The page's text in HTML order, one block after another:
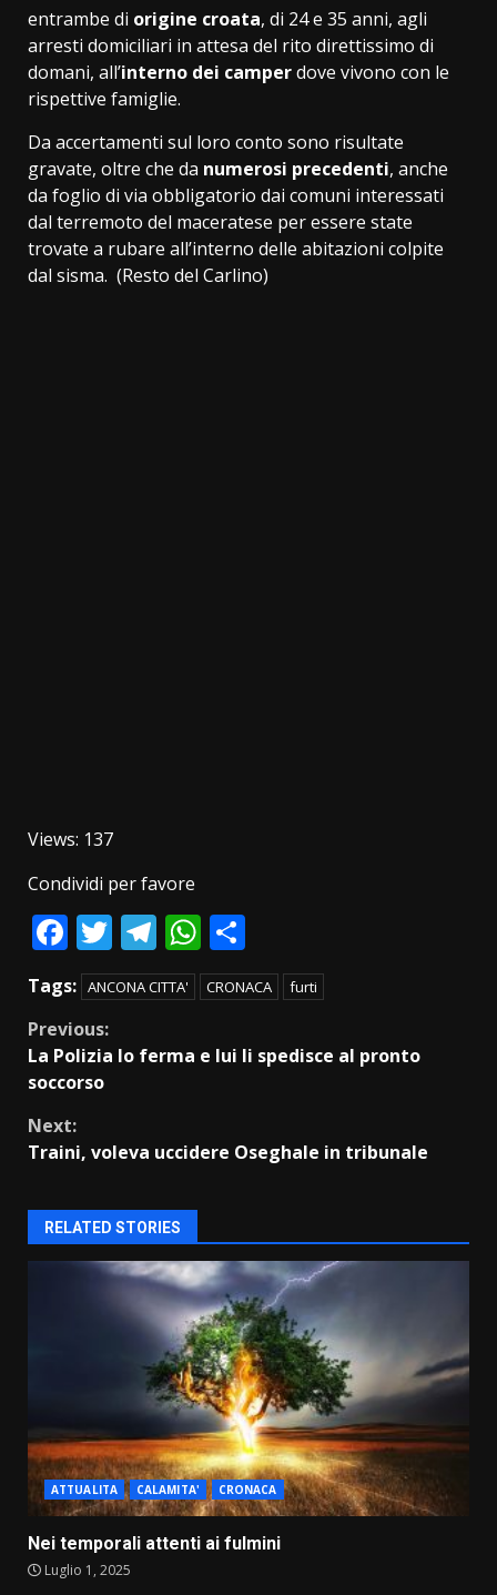
entrambe di origine croata, di 24 e 35 anni, agli
arresti domiciliari in attesa del rito direttissimo di
domani, all’interno dei camperdove vivono con le
rispettive famiglie.
Da accertamenti sul loro conto sono risultate
gravate, oltre che da numerosi precedenti, anche
da foglio di via obbligatorio dai comuni interessati
dal terremoto del maceratese per essere state
trovate a rubare all’interno delle abitazioni colpite
dal sisma. (Resto del Carlino)
Views: 137
Condividi per favore
Facebook
Twitter
Telegram
WhatsApp
Tags: ANCONA CITTA' CRONACA furti
Continue
Reading
Previous:
La Polizia lo ferma e lui li spedisce al pronto
soccorso
Next:
Traini, voleva uccidere Oseghale in tribunale
RELATED STORIES
ATTUALITA CALAMITA' CRONACA
Nei temporali attenti ai fulmini
Luglio 1, 2025